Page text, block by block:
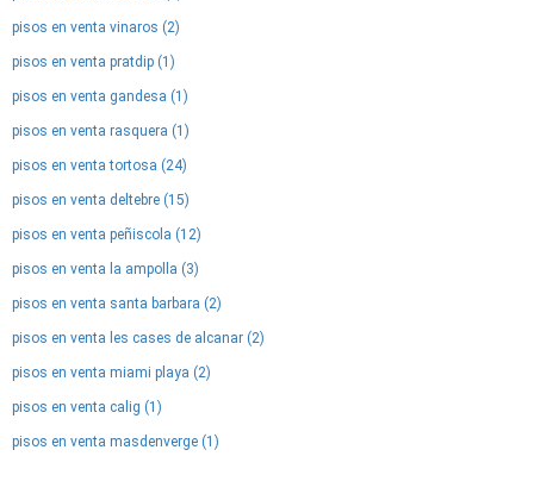
pisos en venta vinaros (2)
pisos en venta pratdip (1)
pisos en venta gandesa (1)
pisos en venta rasquera (1)
pisos en venta tortosa (24)
pisos en venta deltebre (15)
pisos en venta peñiscola (12)
pisos en venta la ampolla (3)
pisos en venta santa barbara (2)
pisos en venta les cases de alcanar (2)
pisos en venta miami playa (2)
pisos en venta calig (1)
pisos en venta masdenverge (1)